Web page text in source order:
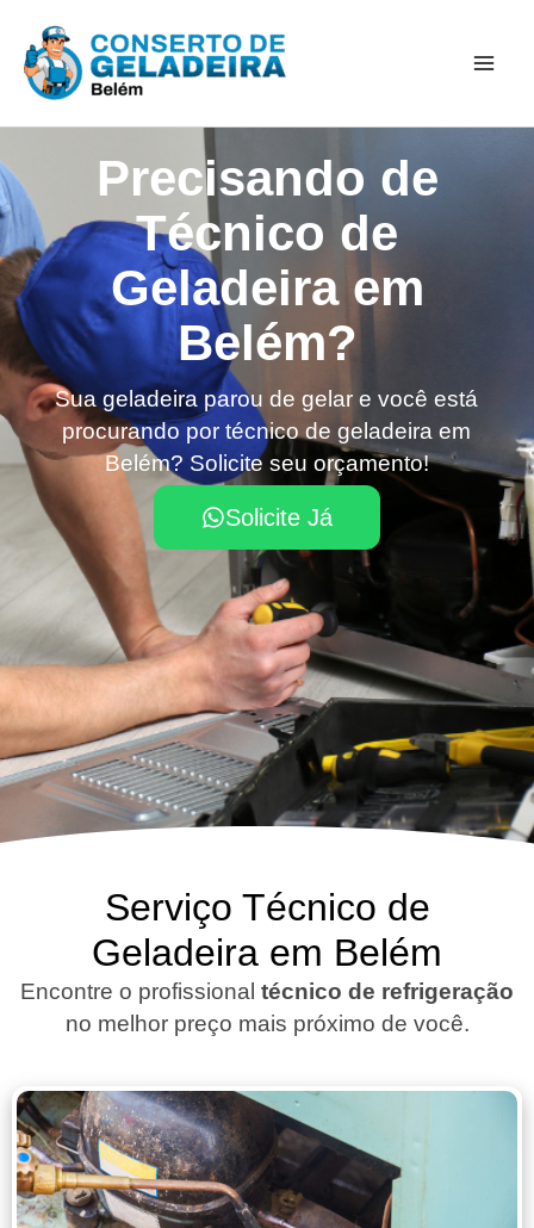
para
Precisando de
Técnico de
Geladeira em
Belém?​
Sua geladeira parou de gelar e você está
procurando por técnico de geladeira em
Belém? Solicite seu orçamento!
Solicite Já
Serviço Técnico de
Geladeira em Belém
Encontre o profissional técnico de refrigeração
no melhor preço mais próximo de você.